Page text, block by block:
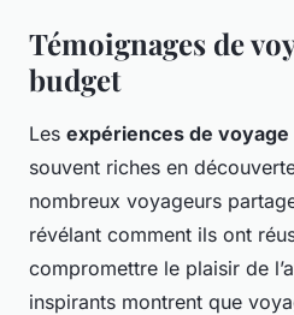
Témoignages de
budget
Les expériences de voyage
souvent riches en
nombreux voyageurs
révélant comment ils ont
compromettre le plaisir de
inspirants montrent que